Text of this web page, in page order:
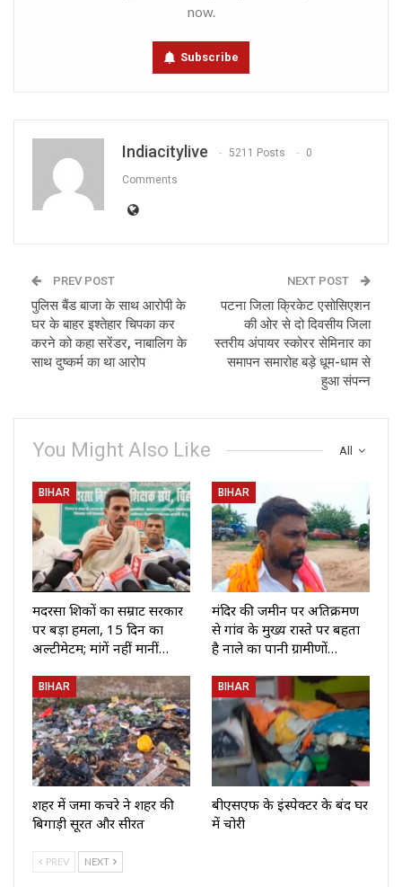
now.
Subscribe
Indiacitylive 5211 Posts 0
Comments
PREV POST
पुलिस बैंड बाजा के साथ आरोपी के
घर के बाहर इश्तेहार चिपका कर
करने को कहा सरेंडर, नाबालिग के
साथ दुष्कर्म का था आरोप
NEXT POST
पटना जिला क्रिकेट एसोसिएशन
की ओर से दो दिवसीय जिला
स्तरीय अंपायर स्कोरर सेमिनार का
समापन समारोह बड़े धूम-धाम से
हुआ संपन्न
All
You Might Also Like
BIHAR
मदरसा शिक्षकों का सम्राट सरकार
पर बड़ा हमला, 15 दिन का
अल्टीमेटम; मांगें नहीं मानीं…
BIHAR
मंदिर की जमीन पर अतिक्रमण
से गांव के मुख्य रास्ते पर बहता
है नाले का पानी ग्रामीणों…
BIHAR
शहर में जमा कचरे ने शहर की
बिगाड़ी सूरत और सीरत
BIHAR
बीएसएफ के इंस्पेक्टर के बंद घर
में चोरी
PREV NEXT